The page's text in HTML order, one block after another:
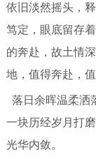
依旧淡然摇头，
笃定，眼底留存
的奔赴，故土情
地，值得奔赴，
落日余晖温柔洒
一块历经岁月打
光华内敛。